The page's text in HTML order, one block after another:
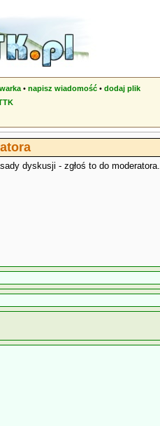
• napisz wiadomość • dodaj plik
dyskusji - zgłoś to do moderatora.